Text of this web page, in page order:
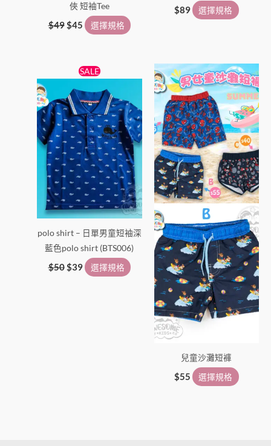
俠 短袖Tee
$49 $45 選擇規格
$89 選擇規格
SALE
polo shirt – 日單男童短袖深
藍色polo shirt (BTS006)
$50
始
價
格：
$50。
$39
目
前
價
格：
$39。
選擇規格
品
有
多
種
款
式。
可
在
產
品
頁
面
兒童沙灘短褲
$55 選擇規格
此
產
品
有
多
種
款
式。
可
在
產
品
頁
面
選
選